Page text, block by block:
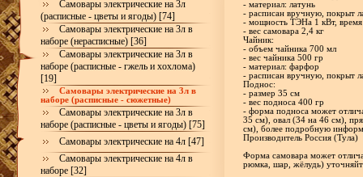
Самовары электрические на 3л
(расписные - цветы и ягоды) [74]
Самовары электрические на 3л в
наборе (нерасписные) [36]
Самовары электрические на 3л в
наборе (расписные - гжель и хохлома)
[19]
Самовары электрические на 3л в
наборе (расписные - сюжетные)
Самовары электрические на 3л в
наборе (расписные - цветы и ягоды) [75]
Самовары электрические на 4л [47]
Самовары электрические на 4л в
наборе [32]
- материал: латунь
- расписан вручную, покрыт
- мощность ТЭНа 1 кВт,
- вес самовара 2,4 кг
Чайник:
- объем чайника 700 мл
- вес чайника 500 гр
- материал: фарфор
- расписан вручную, покрыт
Поднос:
- размер 35 см
- вес подноса 400 гр
- форма подноса может
35 см), овал (34 на 46 см),
см), более подробную
Производитель Россия (Тула)
Форма самовара может
рюмка, шар, жёлудь)